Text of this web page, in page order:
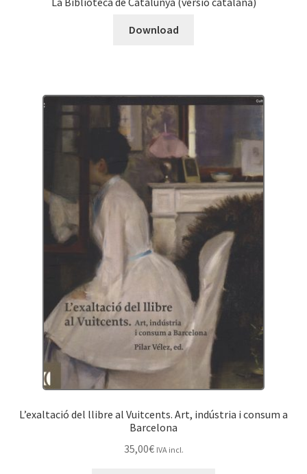
Download
L’exaltació del llibre al Vuitcents. Art, indústria i consum a
Barcelona
35,00€ IVA incl.